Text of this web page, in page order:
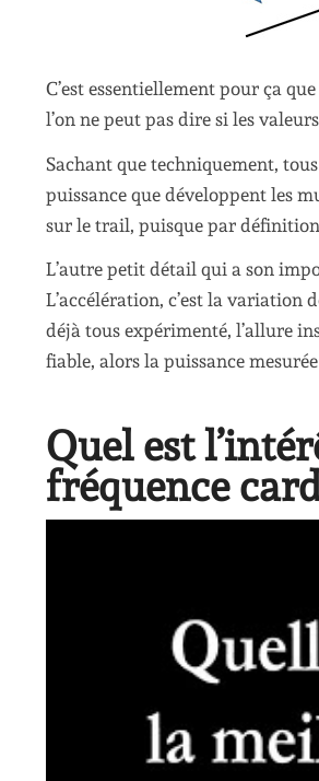
C’est essentiellement pour ça
l’on ne peut pas dire si les
Sachant que techniquement,
puissance que développent les
sur le trail, puisque par
L’autre petit détail qui a son
L’accélération, c’est la variation
déjà tous expérimenté, l’allure
fiable, alors la puissance
Quel est
fréquence